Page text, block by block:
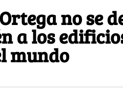
no se
a los
mundo